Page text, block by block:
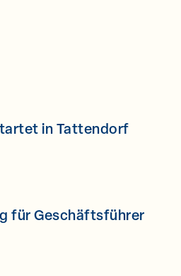
Zukunft.
in Tattendorf
für Geschäftsführer